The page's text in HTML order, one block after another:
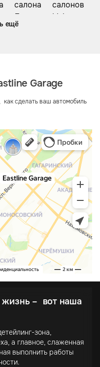
ещё
Garage
сделать ваш автомобиль
жизнь – вот наша
зона,
а главное, слаженная
выполнить работы